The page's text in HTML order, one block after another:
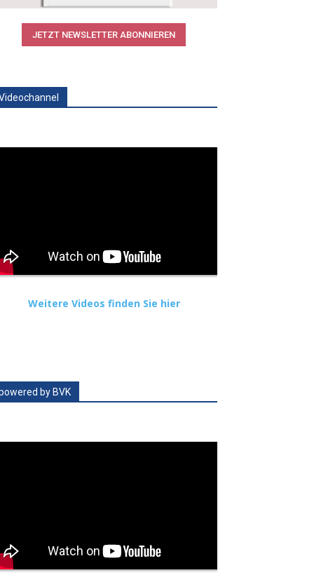
JETZT NEWSLETTER ABONNIEREN
Weitere Videos finden Sie hier
by BVK